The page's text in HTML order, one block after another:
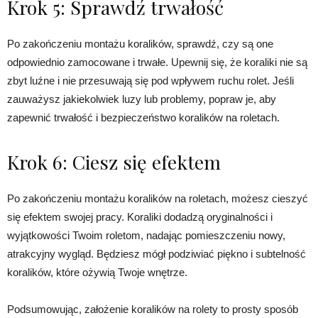
Krok 5: Sprawdź trwałość
Po zakończeniu montażu koralików, sprawdź, czy są one
odpowiednio zamocowane i trwałe. Upewnij się, że koraliki nie są
zbyt luźne i nie przesuwają się pod wpływem ruchu rolet. Jeśli
zauważysz jakiekolwiek luzy lub problemy, popraw je, aby
zapewnić trwałość i bezpieczeństwo koralików na roletach.
Krok 6: Ciesz się efektem
Po zakończeniu montażu koralików na roletach, możesz cieszyć
się efektem swojej pracy. Koraliki dodadzą oryginalności i
wyjątkowości Twoim roletom, nadając pomieszczeniu nowy,
atrakcyjny wygląd. Będziesz mógł podziwiać piękno i subtelność
koralików, które ożywią Twoje wnętrze.
Podsumowując, założenie koralików na rolety to prosty sposób